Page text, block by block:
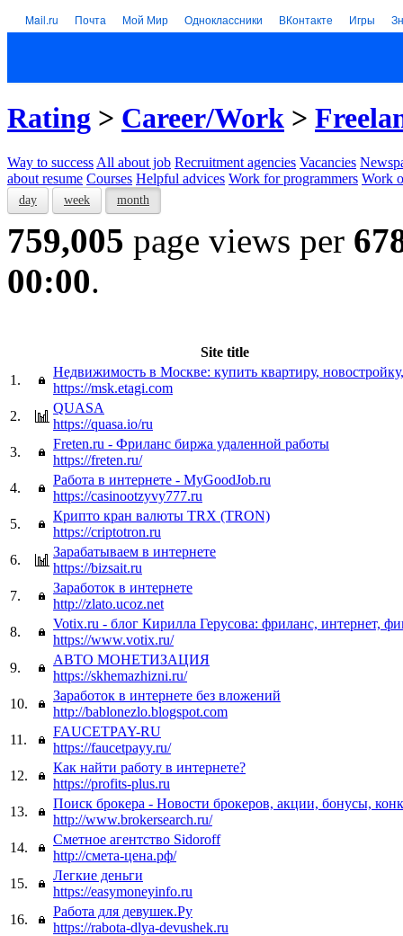
Mail.ru Почта Мой Мир Одноклассники ВКонтакте Игры
Rating > Career/Work >
Way to success All about job Recruitment agencies Vacancies
about resume Courses Helpful advices Work for programmers Work
day week month
759,005 page views per
00:00.
Site title
1.
Недвижимость в Москве: купить квартиру,
https://msk.etagi.com
2.
QUASA
https://quasa.io/ru
3.
Freten.ru - Фриланс биржа удаленной работы
https://freten.ru/
4.
Работа в интернете - MyGoodJob.ru
https://casinootzyvy777.ru
5.
Крипто кран валюты TRX (TRON)
https://criptotron.ru
6.
Зарабатываем в интернете
https://bizsait.ru
7.
Заработок в интернете
http://zlato.ucoz.net
8.
Votix.ru - блог Кирилла Герусова: фриланс, интернет,
https://www.votix.ru/
9.
АВТО МОНЕТИЗАЦИЯ
https://skhemazhizni.ru/
10.
Заработок в интернете без вложений
http://bablonezlo.blogspot.com
11.
FAUCETPAY-RU
https://faucetpayy.ru/
12.
Как найти работу в интернете?
https://profits-plus.ru
13.
Поиск брокера - Новости брокеров, акции, бонусы,
http://www.brokersearch.ru/
14.
Сметное агентство Sidoroff
http://смета-цена.рф/
15.
Легкие деньги
https://easymoneyinfo.ru
16.
Работа для девушек.Ру
https://rabota-dlya-devushek.ru